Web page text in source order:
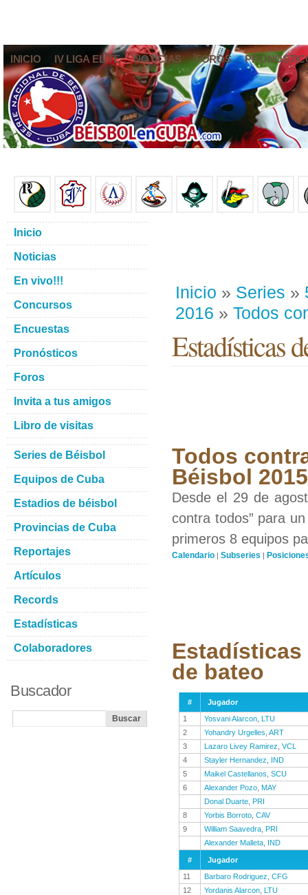
INICIO IV LIGA ELITE NOTICIAS FOROS
Inicio » Series »
2016 » Todos
Estadísticas
Todos
Béisbol
Desde el 29 de
contra todos” para
primeros 8 equipos
Calendario | Subseries |
Estadísticas
de bateo
#
Jugador
1
Yosvani Alarcon LTU
2
Yohandry Urgelles ART
3
Lazaro Livey Ramirez VCL
4
Stayler Hernandez
IND
5
Maikel Castellanos SCU
6
Alexander Pozo MAY
Donal Duarte PRI
8
Yorbis Borroto CAV
9
William Saavedra PRI
Alexander Malleta IND
#
Jugador
11
Barbaro Rodriguez CFG
12
Yordanis Alarcon LTU
Inicio
Noticias
En vivo!!!
Concursos
Encuestas
Pronósticos
Foros
Invita a tus amigos
Libro de visitas
Series de Béisbol
Equipos de Cuba
Estadios de béisbol
Provincias de Cuba
Reportajes
Artículos
Records
Estadísticas
Colaboradores
Buscador